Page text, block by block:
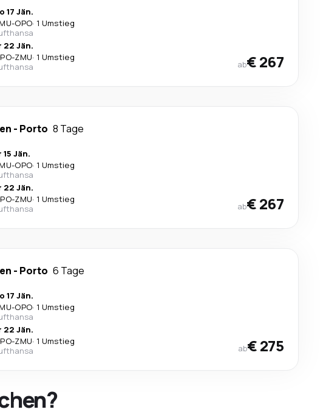
17 Jän.
-OPO· 1 Umstieg
22 Jän.
-ZMU· 1 Umstieg
ab€ 267
- Porto 8 Tage
15 Jän.
-OPO· 1 Umstieg
22 Jän.
-ZMU· 1 Umstieg
ab€ 267
- Porto 6 Tage
17 Jän.
-OPO· 1 Umstieg
22 Jän.
-ZMU· 1 Umstieg
ab€ 275